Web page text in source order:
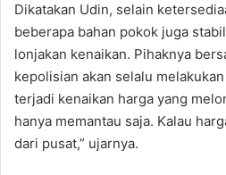
Dikatakan Udin, selain
beberapa bahan pokok juga
lonjakan kenaikan. Pihaknya
kepolisian akan selalu
terjadi kenaikan harga yang
hanya memantau saja. Kalau
dari pusat,” ujarnya.